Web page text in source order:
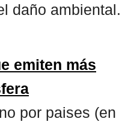
daño ambiental.
emiten más
por paises (en